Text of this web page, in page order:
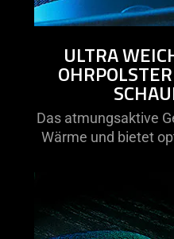
ULTRA
Das atmungsaktive
Wärme und bietet